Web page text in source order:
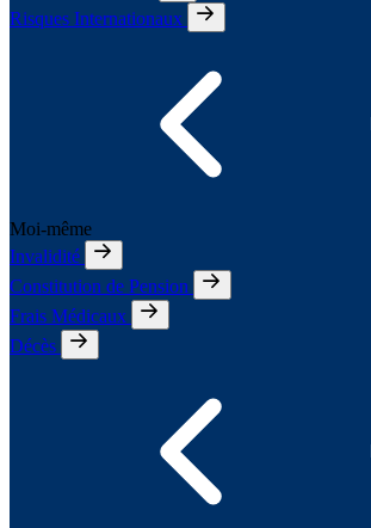
Risques Internationaux
Moi-même
Invalidité
Constitution de Pension
Frais Médicaux
Décès